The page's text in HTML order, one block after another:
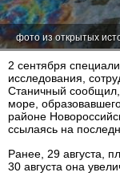
фото из открытых
2 сентября
исследования,
Станичный
море,
районе
ссылаясь на
Ранее, 29 августа,
30 августа она